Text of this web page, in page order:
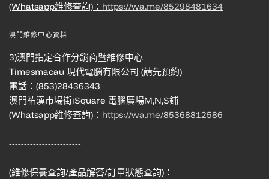
(Whatsapp維修查詢)： https://wa.me/85298481634
澳門維修中心資料
3)澳門指定合作分銷商暨維修中心
Timesmacau 現代電腦有限公司 (請先預約)
電話：(853)28436343
澳門祐漢市場街iSquare 電腦廣場M,N,S鋪
(Whatsapp維修查詢)： https://wa.me/85368812586
------------------------
(維修保養查詢/產品解答/訂單狀態查詢)：